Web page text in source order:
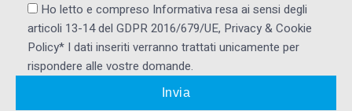
Ho letto e compreso Informativa resa ai ​sensi degli
articoli 13-14 del GDPR 2016/679/UE, Privacy & Cookie
Policy* I dati inseriti verranno trattati unicamente per
rispondere alle vostre domande.